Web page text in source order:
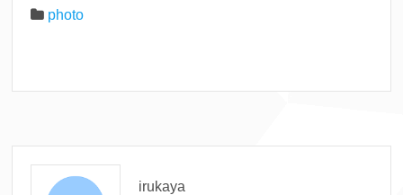
photo
irukaya